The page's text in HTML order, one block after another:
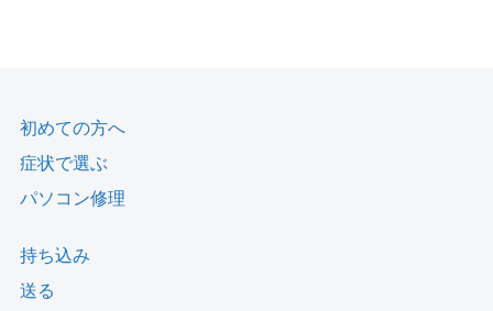
初めての方へ
症状で選ぶ
パソコン修理
持ち込み
送る